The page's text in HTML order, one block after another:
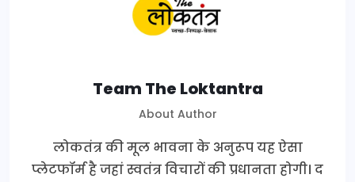
Team The Loktantra
About Author
लोकतंत्र की मूल भावना के अनुरूप यह ऐसा
प्लेटफॉर्म है जहां स्वतंत्र विचारों की प्रधानता होगी। द